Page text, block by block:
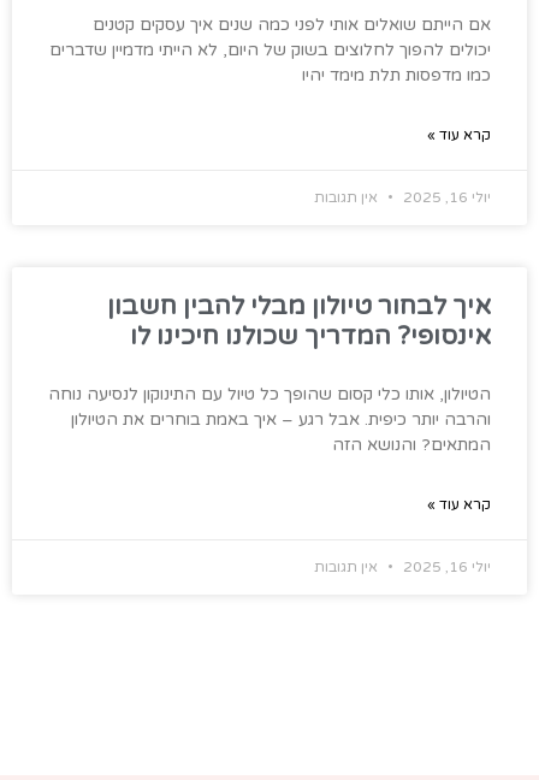
אם הייתם שואלים אותי לפני כמה שנים איך עסקים קטנים
יכולים להפוך לחלוצים בשוק של היום, לא הייתי מדמיין שדברים
כמו מדפסות תלת מימד יהיו
קרא עוד »
יולי 16, 2025 אין תגובות
איך לבחור טיולון מבלי להבין חשבון
אינסופי? המדריך שכולנו חיכינו לו
הטיולון, אותו כלי קסום שהופך כל טיול עם התינוקון לנסיעה נוחה
והרבה יותר כיפית. אבל רגע – איך באמת בוחרים את הטיולון
המתאים? והנושא הזה
קרא עוד »
יולי 16, 2025 אין תגובות